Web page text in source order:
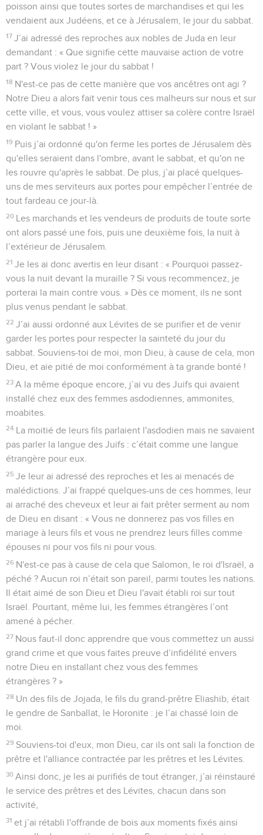
poisson ainsi que toutes sortes de marchandises et qui les
vendaient aux Judéens, et ce à Jérusalem, le jour du sabbat.
17 J’ai adressé des reproches aux nobles de Juda en leur
demandant : « Que signifie cette mauvaise action de votre
part ? Vous violez le jour du sabbat !
18 N'est-ce pas de cette manière que vos ancêtres ont agi ?
Notre Dieu a alors fait venir tous ces malheurs sur nous et sur
cette ville, et vous, vous voulez attiser sa colère contre Israël
en violant le sabbat ! »
19 Puis j’ai ordonné qu'on ferme les portes de Jérusalem dès
qu'elles seraient dans l'ombre, avant le sabbat, et qu'on ne
les rouvre qu'après le sabbat. De plus, j’ai placé quelques-
uns de mes serviteurs aux portes pour empêcher l’entrée de
tout fardeau ce jour-là.
20 Les marchands et les vendeurs de produits de toute sorte
ont alors passé une fois, puis une deuxième fois, la nuit à
l’extérieur de Jérusalem.
21 Je les ai donc avertis en leur disant : « Pourquoi passez-
vous la nuit devant la muraille ? Si vous recommencez, je
porterai la main contre vous. » Dès ce moment, ils ne sont
plus venus pendant le sabbat.
22 J’ai aussi ordonné aux Lévites de se purifier et de venir
garder les portes pour respecter la sainteté du jour du
sabbat. Souviens-toi de moi, mon Dieu, à cause de cela, mon
Dieu, et aie pitié de moi conformément à ta grande bonté !
23 A la même époque encore, j’ai vu des Juifs qui avaient
installé chez eux des femmes asdodiennes, ammonites,
moabites.
24 La moitié de leurs fils parlaient l'asdodien mais ne savaient
pas parler la langue des Juifs : c’était comme une langue
étrangère pour eux.
25 Je leur ai adressé des reproches et les ai menacés de
malédictions. J’ai frappé quelques-uns de ces hommes, leur
ai arraché des cheveux et leur ai fait prêter serment au nom
de Dieu en disant : « Vous ne donnerez pas vos filles en
mariage à leurs fils et vous ne prendrez leurs filles comme
épouses ni pour vos fils ni pour vous.
26 N'est-ce pas à cause de cela que Salomon, le roi d'Israël, a
péché ? Aucun roi n’était son pareil, parmi toutes les nations.
Il était aimé de son Dieu et Dieu l'avait établi roi sur tout
Israël. Pourtant, même lui, les femmes étrangères l’ont
amené à pécher.
27 Nous faut-il donc apprendre que vous commettez un aussi
grand crime et que vous faites preuve d’infidélité envers
notre Dieu en installant chez vous des femmes
étrangères ? »
28 Un des fils de Jojada, le fils du grand-prêtre Eliashib, était
le gendre de Sanballat, le Horonite : je l’ai chassé loin de
moi.
29 Souviens-toi d'eux, mon Dieu, car ils ont sali la fonction de
prêtre et l'alliance contractée par les prêtres et les Lévites.
30 Ainsi donc, je les ai purifiés de tout étranger, j’ai réinstauré
le service des prêtres et des Lévites, chacun dans son
activité,
31 et j’ai rétabli l'offrande de bois aux moments fixés ainsi